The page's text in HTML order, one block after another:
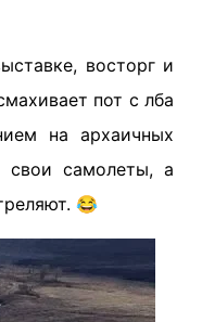
восторг и
пот с лба
на архаичных
свои самолеты, а
😂